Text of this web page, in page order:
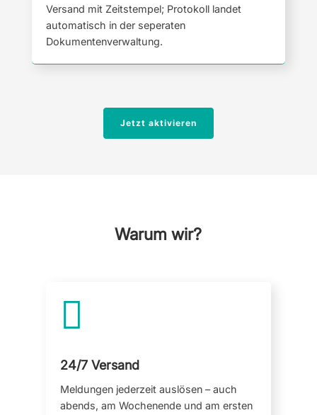
Versand mit Zeitstempel; Protokoll landet
automatisch in der seperaten
Dokumentenverwaltung.
Jetzt aktivieren
Warum wir?

24/7 Versand
Meldungen jederzeit auslösen – auch
abends, am Wochenende und am ersten